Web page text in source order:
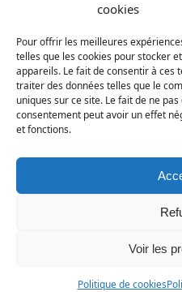
cookies
Pour offrir les meilleures
telles que les cookies pour stocker
appareils. Le fait de consentir à ces
traiter des données telles que le
uniques sur ce site. Le fait de ne
consentement peut avoir un effet
et fonctions.
Voir les
Politique de cookies
Dernières fiches publiées
Nicrophorus vespillo